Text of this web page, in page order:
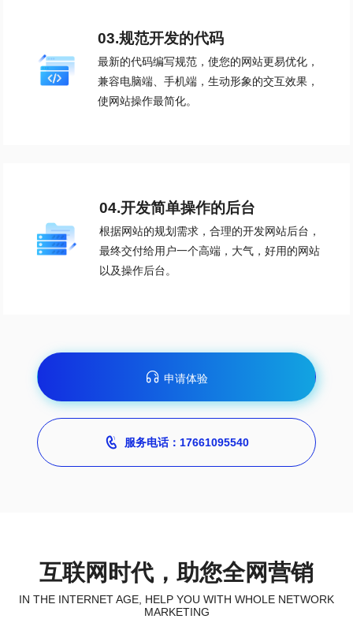
03.规范开发的代码
最新的代码编写规范，使您的网站更易优化，
兼容电脑端、手机端，生动形象的交互效果，
使网站操作最简化。
04.开发简单操作的后台
根据网站的规划需求，合理的开发网站后台，
最终交付给用户一个高端，大气，好用的网站
以及操作后台。
 申请体验
 服务电话：17661095540
互联网时代，助您全网营销
IN THE INTERNET AGE, HELP YOU WITH WHOLE NETWORK
MARKETING